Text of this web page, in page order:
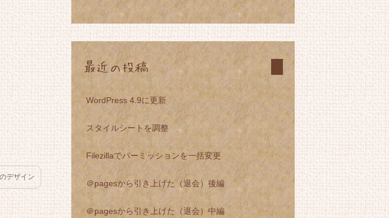
デザイン
最近の投稿
WordPress 4.9に更新
スタイルシートを調整
Filezillaでパーミッションを一括変更
＠pagesから引き上げた（退会）後編
＠pagesから引き上げた（退会）中編